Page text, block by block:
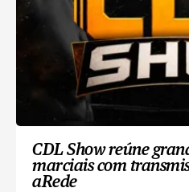
CDL Show reúne
marciais com
aRede